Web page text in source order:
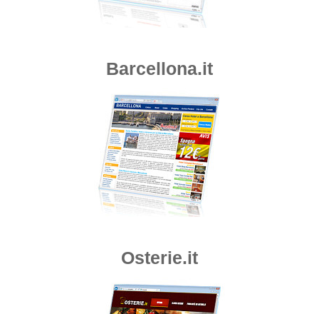
Barcellona.it
Osterie.it